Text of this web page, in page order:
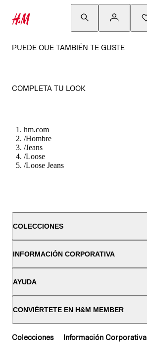
PUEDE QUE TAMBIÉN TE GUSTE
COMPLETA TU LOOK
hm.com
/Hombre
/Jeans
/Loose
/Loose Jeans
COLECCIONES
INFORMACIÓN CORPORATIVA
AYUDA
CONVIÉRTETE EN H&M MEMBER
Colecciones Información Corporativa